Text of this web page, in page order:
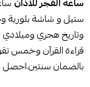
ستيل و شاشة بلورية
وتاريخ هجري
قراءة القرآن وخمس
بالضمان سنتين.احصل